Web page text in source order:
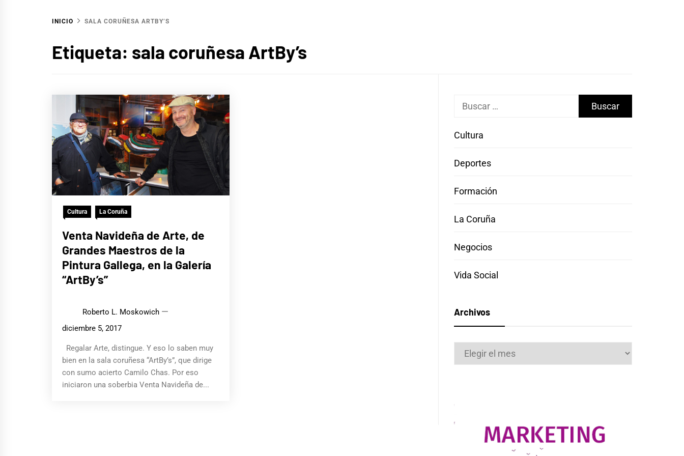
INICIO SALA CORUÑESA ARTBY’S
Etiqueta: sala coruñesa ArtBy’s
Cultura La Coruña
Venta Navideña de Arte, de
Grandes Maestros de la
Pintura Gallega, en la Galería
“ArtBy’s”
Roberto L. Moskowich
diciembre 5, 2017
Regalar Arte, distingue. Y eso lo saben muy
bien en la sala coruñesa “ArtBy’s”, que dirige
con sumo acierto Camilo Chas. Por eso
iniciaron una soberbia Venta Navideña de...
Buscar:
Cultura
Deportes
Formación
La Coruña
Negocios
Vida Social
Archivos
Archivos